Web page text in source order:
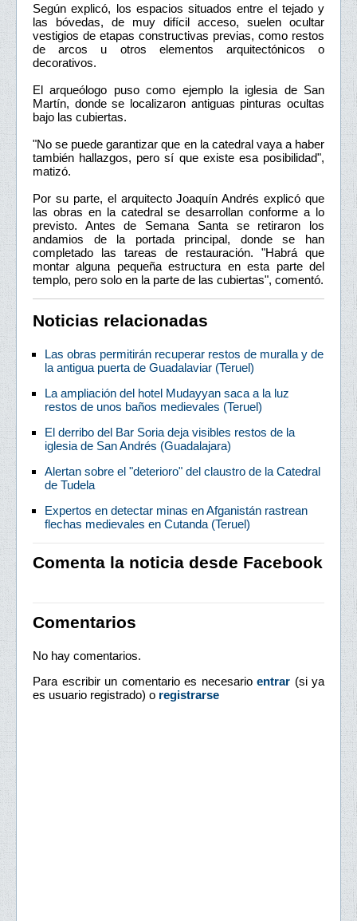
Según explicó, los espacios situados entre el tejado y
las bóvedas, de muy difícil acceso, suelen ocultar
vestigios de etapas constructivas previas, como restos
de arcos u otros elementos arquitectónicos o
decorativos.
El arqueólogo puso como ejemplo la iglesia de San
Martín, donde se localizaron antiguas pinturas ocultas
bajo las cubiertas.
"No se puede garantizar que en la catedral vaya a haber
también hallazgos, pero sí que existe esa posibilidad",
matizó.
Por su parte, el arquitecto Joaquín Andrés explicó que
las obras en la catedral se desarrollan conforme a lo
previsto. Antes de Semana Santa se retiraron los
andamios de la portada principal, donde se han
completado las tareas de restauración. "Habrá que
montar alguna pequeña estructura en esta parte del
templo, pero solo en la parte de las cubiertas", comentó.
Noticias relacionadas
Las obras permitirán recuperar restos de muralla y de
la antigua puerta de Guadalaviar (Teruel)
La ampliación del hotel Mudayyan saca a la luz
restos de unos baños medievales (Teruel)
El derribo del Bar Soria deja visibles restos de la
iglesia de San Andrés (Guadalajara)
Alertan sobre el "deterioro" del claustro de la Catedral
de Tudela
Expertos en detectar minas en Afganistán rastrean
flechas medievales en Cutanda (Teruel)
Comenta la noticia desde Facebook
Comentarios
No hay comentarios.
Para escribir un comentario es necesario entrar (si ya
es usuario registrado) o registrarse